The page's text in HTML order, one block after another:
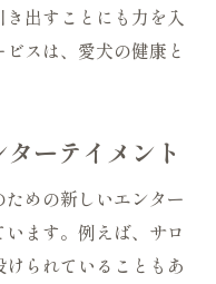
出すことにも力を入
スは、愛犬の健康と
ーテイメント
めの新しいエンター
ます。例えば、サロ
られていることもあ